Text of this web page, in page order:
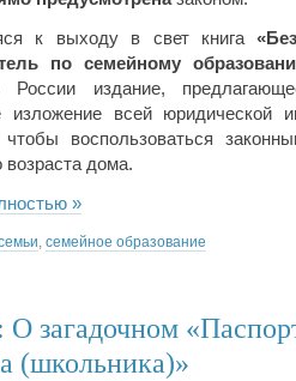
к выходу в свет книга
по семейному
России издание,
изложение всей юридической
чтобы воспользоваться
возраста дома.
»
семейное образование
О загадочном
(школьника)»